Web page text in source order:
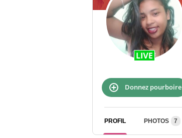
Donnez pourboire
PROFIL PHOTOS 7